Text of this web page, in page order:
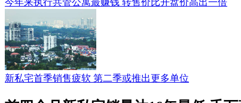
新私宅首季销售疲软 第二季或推出更多单位